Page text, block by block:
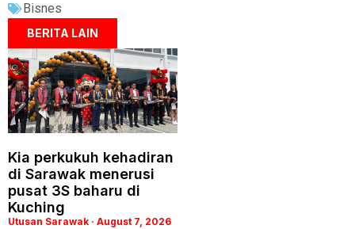
Bisnes
BERITA LAIN
Kia perkukuh kehadiran
di Sarawak menerusi
pusat 3S baharu di
Kuching
Utusan Sarawak August 7, 2026